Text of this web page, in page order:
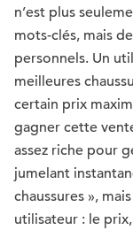
n’est plus
mots-clés, mais
personnels. Un
meilleures
certain prix
gagner cette
assez riche pour
jumelant
chaussures »,
utilisateur : le